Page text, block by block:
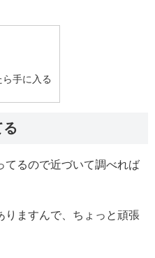
手に入る
てるので近づいて調べれば
りますんで、ちょっと頑張